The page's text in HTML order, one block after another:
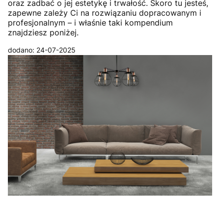
oraz zadbać o jej estetykę i trwałość. Skoro tu jesteś,
zapewne zależy Ci na rozwiązaniu dopracowanym i
profesjonalnym – i właśnie taki kompendium
znajdziesz poniżej.
dodano: 24-07-2025